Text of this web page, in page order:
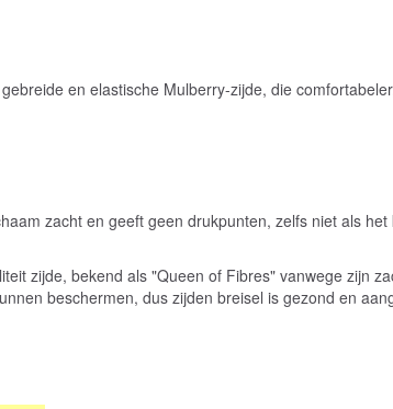
en elastische Mulberry-zijde, die
zacht en geeft geen drukpunten, zelfs niet als
zijde, bekend als "Queen of Fibres" vanwege zijn
beschermen, dus zijden breisel is gezond en